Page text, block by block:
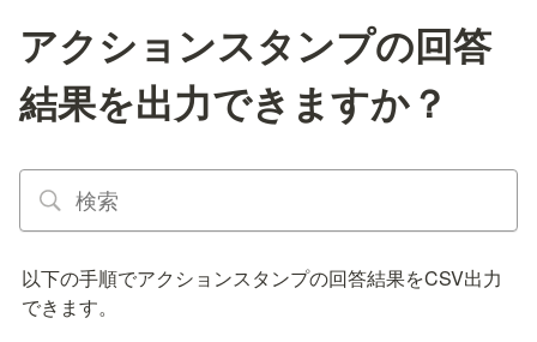
アクションスタンプの回答
結果を出力できますか？
以下の手順でアクションスタンプの回答結果をCSV出力
できます。